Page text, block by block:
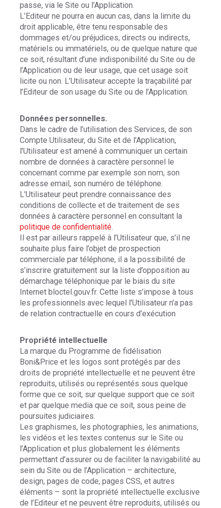
passe, via le Site ou l’Application.
L’Editeur ne pourra en aucun cas, dans la limite du
droit applicable, être tenu responsable des
dommages et/ou préjudices, directs ou indirects,
matériels ou immatériels, ou de quelque nature que
ce soit, résultant d’une indisponibilité du Site ou de
l’Application ou de leur usage, que cet usage soit
licite ou non. L’Utilisateur accepte la traçabilité par
l’Editeur de son usage du Site ou de l’Application.
Données personnelles.
Dans le cadre de l’utilisation des Services, de son
Compte Utilisateur, du Site et de l’Application,
l’Utilisateur est amené à communiquer un certain
nombre de données à caractère personnel le
concernant comme par exemple son nom, son
adresse email, son numéro de téléphone.
L’Utilisateur peut prendre connaissance des
conditions de collecte et de traitement de ses
données à caractère personnel en consultant la
politique de confidentialité.
Il est par ailleurs rappelé à l’Utilisateur que, s’il ne
souhaite plus faire l’objet de prospection
commerciale par téléphone, il a la possibilité de
s’inscrire gratuitement sur la liste d’opposition au
démarchage téléphonique par le biais du site
Internet bloctel.gouv.fr. Cette liste s’impose à tous
les professionnels avec lequel l’Utilisateur n’a pas
de relation contractuelle en cours d’exécution
Propriété intellectuelle
La marque du Programme de fidélisation
Boni&Price et les logos sont protégés par des
droits de propriété intellectuelle et ne peuvent être
reproduits, utilisés ou représentés sous quelque
forme que ce soit, sur quelque support que ce soit
et par quelque media que ce soit, sous peine de
poursuites judiciaires.
Les graphismes, les photographies, les animations,
les vidéos et les textes contenus sur le Site ou
l’Application et plus globalement les éléments
permettant d’assurer ou de faciliter la navigabilité au
sein du Site ou de l’Application – architecture,
design, pages de code, pages CSS, et autres
éléments – sont la propriété intellectuelle exclusive
de l’Editeur et ne peuvent être reproduits, utilisés ou